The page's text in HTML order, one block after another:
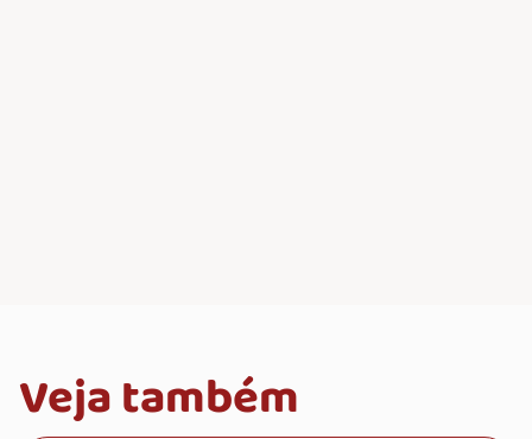
Veja também